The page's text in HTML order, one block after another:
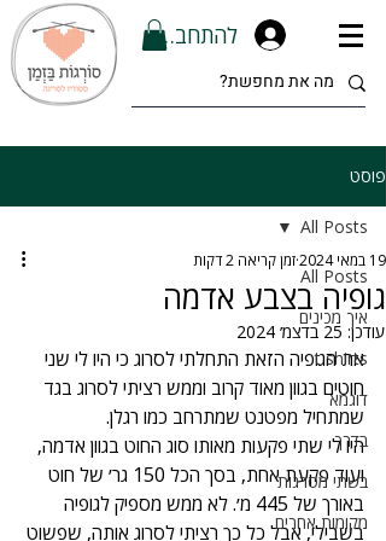
להתחברות
פוסט
All Posts
איך מכינים
t shirts
דוגמא
בדרך
בשתי מסרגות
מקומות אחרים
All Posts
גופיה בצבע אדמה
19 במאי 2024 זמן קריאה 2 דקות
עודכן: 25 בדצמ׳ 2024
את הגופיה הזאת התחלתי לסרוג כי היו לי שני
חוטים בגוון מאוד קרוב וממש רציתי לסרוג בגד
שמתחיל מפטנט שמתרחב כמו רגלן.
היו לי שתי פקעות מאותו סוג החוט בגוון אדמה,
ועוד פקעת אחת, בסך הכל 150 גר׳ של חוט
באורך של 445 מ׳. לא ממש מספיק לגופיה
בשבילי, אבל כל כך רציתי לסרוג אותה, שפשוט